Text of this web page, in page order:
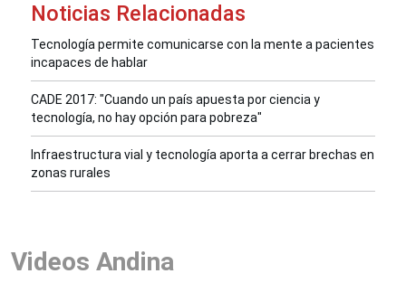
Noticias Relacionadas
Tecnología permite comunicarse con la mente a pacientes
incapaces de hablar
CADE 2017: "Cuando un país apuesta por ciencia y
tecnología, no hay opción para pobreza"
Infraestructura vial y tecnología aporta a cerrar brechas en
zonas rurales
Videos Andina